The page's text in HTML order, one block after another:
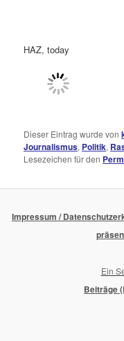
HAZ, today
Dieser Eintrag wurde von
Journalismus, Politik,
Lesezeichen für den
Impressum /
Ein
Beiträge